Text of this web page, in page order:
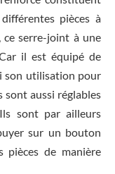
pièces à
ce serre-joint à une
il est équipé de
son utilisation pour
aussi réglables
sont par ailleurs
sur un bouton
de manière